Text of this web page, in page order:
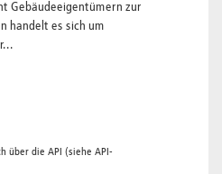
Gebäudeeigentümern zur
handelt es sich um
über die API (siehe API-